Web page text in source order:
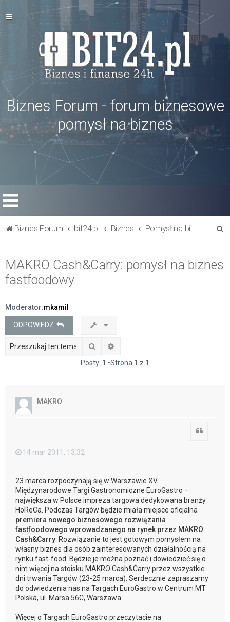
Biznes Forum - forum biznesowe
pomysł na biznes
Biznes Forum bif24.pl Biznes Pomysł na biznes
MAKRO Cash&Carry: pomysł na biznes
fastfoodowy
Moderator:mkamil
ODPOWIEDZ
Szukaj
Posty: 1 •Strona 1 z 1
MAKRO
14 mar 2011, 13:32
23 marca rozpoczynają się w Warszawie XV
Międzynarodowe Targi Gastronomiczne EuroGastro –
największa w Polsce impreza targowa dedykowana branży
HoReCa. Podczas Targów będzie miała miejsce oficjalna
premiera nowego biznesowego rozwiązania
fastfoodowego wprowadzanego na rynek przez MAKRO
Cash&Carry . Rozwiązanie to jest gotowym pomysłem na
własny biznes dla osób zainteresowanych działalnością na
rynku fast-food. Będzie je można poznać i dowiedzieć się o
nim więcej na stoisku MAKRO Cash&Carry przez wszystkie
dni trwania Targów (23-25 marca). Serdecznie zapraszamy
do odwiedzenia nas na Targach EuroGastro w Centrum MT
Polska, ul. Marsa 56C, Warszawa.
Więcej o Targach EuroGastro przeczytacie na